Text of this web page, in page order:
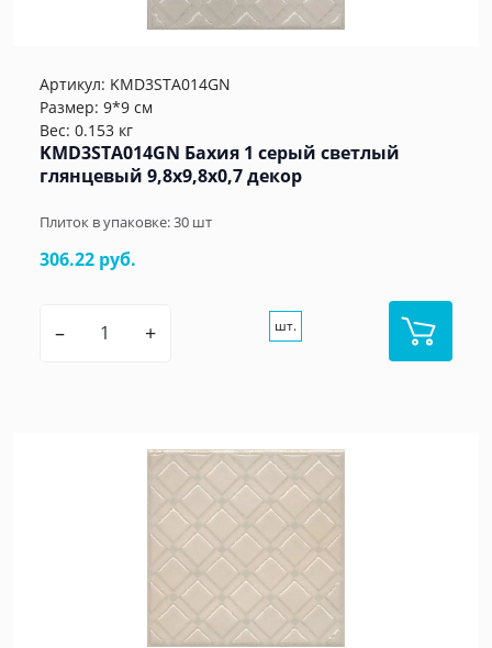
Артикул: KMD3STA014GN
Размер: 9*9 см
Вес: 0.153 кг
KMD3STA014GN Бахия 1 серый светлый
глянцевый 9,8x9,8x0,7 декор
Плиток в упаковке:30 шт
306.22 руб.
– + шт.